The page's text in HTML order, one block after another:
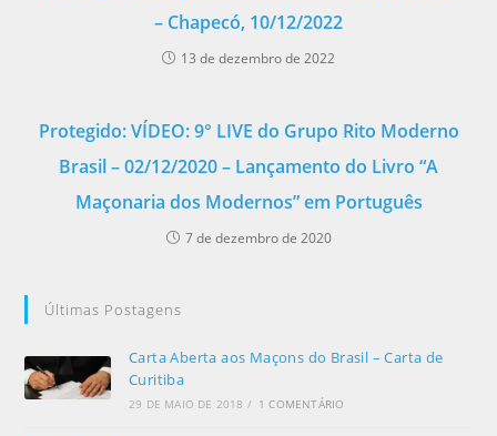
– Chapecó, 10/12/2022
13 de dezembro de 2022
Protegido: VÍDEO: 9° LIVE do Grupo Rito Moderno
Brasil – 02/12/2020 – Lançamento do Livro “A
Maçonaria dos Modernos” em Português
7 de dezembro de 2020
Últimas Postagens
Carta Aberta aos Maçons do Brasil – Carta de
Curitiba
29 DE MAIO DE 2018 / 1 COMENTÁRIO